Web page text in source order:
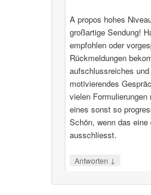
A propos hohes
großartige Sendung!
empfohlen oder
Rückmeldungen
aufschlussreiches
motivierendes
vielen Formulierungen
eines sonst so
Schön, wenn das
ausschliesst.
Antworten ↓